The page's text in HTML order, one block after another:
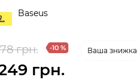
Baseus
грн. -10 % Ваша знижка
грн.